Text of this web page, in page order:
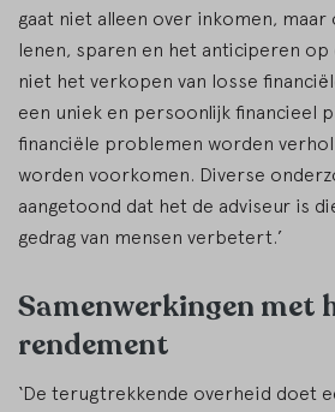
gaat niet alleen over inkomen, maar
lenen, sparen en het anticiperen
niet het verkopen van losse
een uniek en persoonlijk financieel
financiële problemen worden
worden voorkomen. Diverse
aangetoond dat het de adviseur is
gedrag van mensen verbetert.’
Samenwerkingen met
rendement
‘De terugtrekkende overheid doet